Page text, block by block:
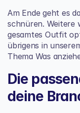
Am Ende geht es
schnüren. Weitere
gesamtes Outfit
übrigens in
Thema Was
Die
deine